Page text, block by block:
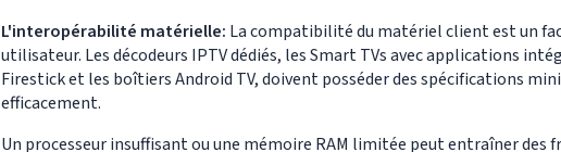
L'interopérabilité matérielle: La compatibilité du matériel client est un
utilisateur. Les décodeurs IPTV dédiés, les Smart TVs avec applications
Firestick et les boîtiers Android TV, doivent posséder des spécifications
efficacement.
Un processeur insuffisant ou une mémoire RAM limitée peut entraîner des